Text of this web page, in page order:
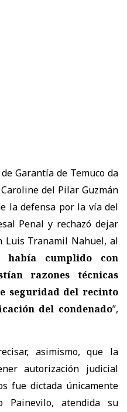
Garantía de Temuco da
del Pilar Guzmán
la defensa por la vía del
Penal y rechazó dejar
Luis Tranamil Nahuel, al
había cumplido con
razones técnicas
seguridad del recinto
del condenado”,
asimismo, que la
autorización judicial
fue dictada únicamente
Painevilo, atendida su